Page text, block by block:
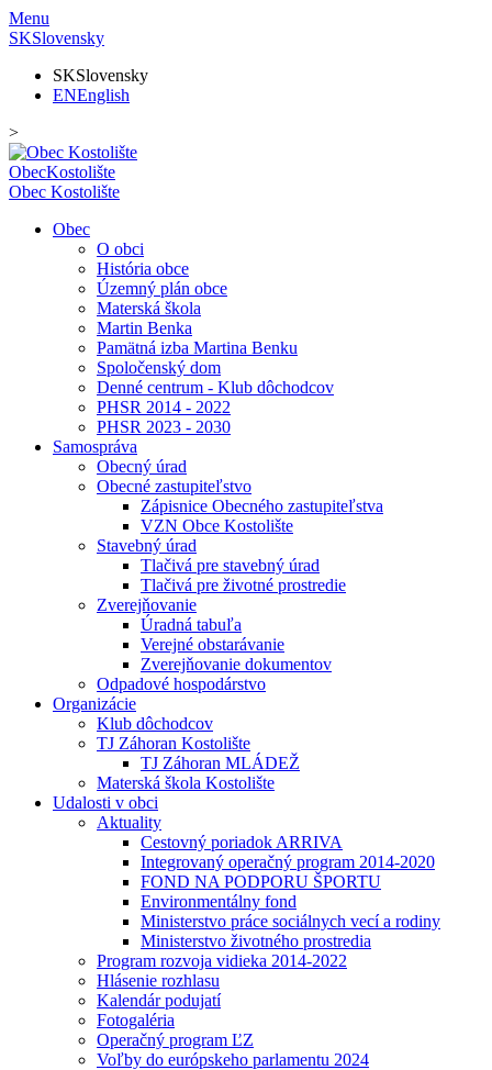
Menu
SKSlovensky
SKSlovensky
ENEnglish
>
ObecKostolište
Obec Kostolište
Obec
O obci
História obce
Územný plán obce
Materská škola
Martin Benka
Pamätná izba Martina Benku
Spoločenský dom
Denné centrum - Klub dôchodcov
PHSR 2014 - 2022
PHSR 2023 - 2030
Samospráva
Obecný úrad
Obecné zastupiteľstvo
Zápisnice Obecného zastupiteľstva
VZN Obce Kostolište
Stavebný úrad
Tlačivá pre stavebný úrad
Tlačivá pre životné prostredie
Zverejňovanie
Úradná tabuľa
Verejné obstarávanie
Zverejňovanie dokumentov
Odpadové hospodárstvo
Organizácie
Klub dôchodcov
TJ Záhoran Kostolište
TJ Záhoran MLÁDEŽ
Materská škola Kostolište
Udalosti v obci
Aktuality
Cestovný poriadok ARRIVA
Integrovaný operačný program 2014-2020
FOND NA PODPORU ŠPORTU
Environmentálny fond
Ministerstvo práce sociálnych vecí a rodiny
Ministerstvo životného prostredia
Program rozvoja vidieka 2014-2022
Hlásenie rozhlasu
Kalendár podujatí
Fotogaléria
Operačný program ĽZ
Voľby do európskeho parlamentu 2024